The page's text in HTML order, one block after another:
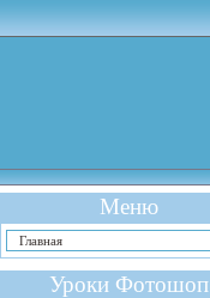
Меню
Главная
Уроки Фотошоп